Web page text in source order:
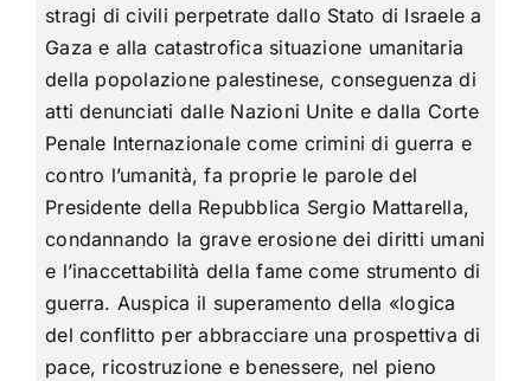
stragi di civili perpetrate dallo Stato di Israele a
Gaza e alla catastrofica situazione umanitaria
della popolazione palestinese, conseguenza di
atti denunciati dalle Nazioni Unite e dalla Corte
Penale Internazionale come crimini di guerra e
contro l’umanità, fa proprie le parole del
Presidente della Repubblica Sergio Mattarella,
condannando la grave erosione dei diritti umani
e l’inaccettabilità della fame come strumento di
guerra. Auspica il superamento della «logica
del conflitto per abbracciare una prospettiva di
pace, ricostruzione e benessere, nel pieno